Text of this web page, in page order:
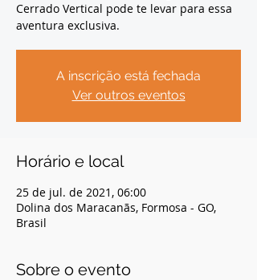
Cerrado Vertical pode te levar para essa
aventura exclusiva.
A inscrição está fechada
Ver outros eventos
Horário e local
25 de jul. de 2021, 06:00
Dolina dos Maracanãs, Formosa - GO,
Brasil
Sobre o evento